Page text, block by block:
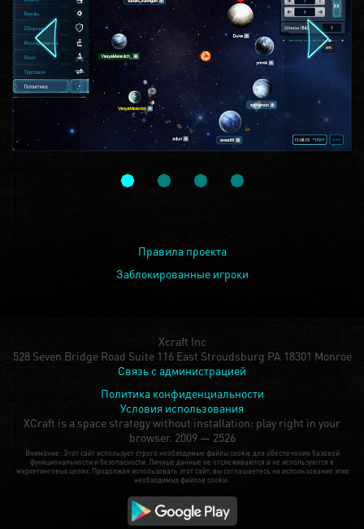
Правила проекта
Заблокированные игроки
Xcraft Inc
528 Seven Bridge Road Suite 116 East Stroudsburg PA 18301 Monroe
Связь с администрацией
Политика конфиденциальности
Условия использования
XCraft is a space strategy without installation: play right in your
browser. 2009 — 2526
Внимание: Этот сайт использует строго необходимые файлы cookie для обеспечения базовой
функциональности и безопасности. Личные данные не отслеживаются и не используются в
маркетинговых целях. Продолжая использовать этот сайт, вы соглашаетесь на использование этих
необходимых файлов cookie.